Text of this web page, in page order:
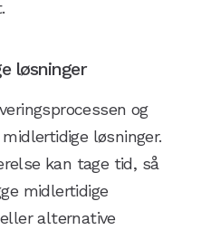
løsninger
og
løsninger.
kan tage tid, så
midlertidige
alternative